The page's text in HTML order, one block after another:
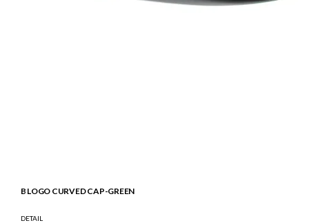
B LOGO CURVED CAP-GREEN
DETAIL